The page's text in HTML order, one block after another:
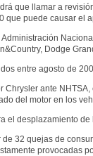
que llamar a
que puede causar el
Dodge
entre agosto de
ante
del motor en los
el desplazamiento
32 quejas de
provocadas